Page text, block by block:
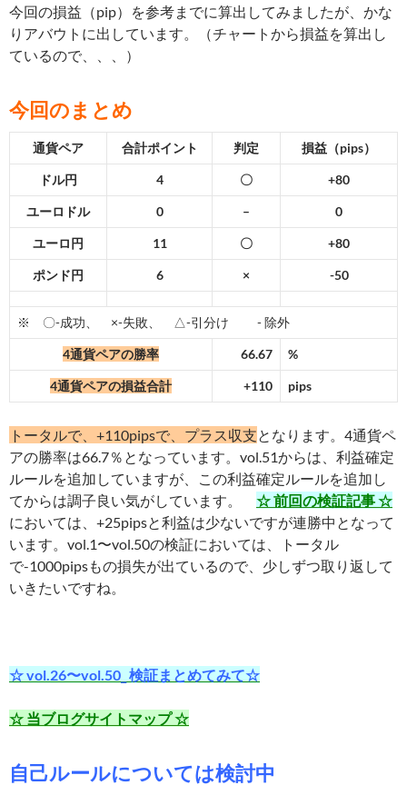
今回の損益（pip）を参考までに算出してみましたが、かな
りアバウトに出しています。（チャートから損益を算出し
ているので、、、）
今回のまとめ
通貨ペア 合計ポイント 判定 損益（pips）
ドル円 4 〇 +80
ユーロドル 0 – 0
ユーロ円 11 〇 +80
ポンド円 6 × -50
※ 〇-成功、 ×-失敗、 △-引分け - 除外
4通貨ペアの勝率 66.67 %
4通貨ペアの損益合計 +110 pips
トータルで、+110pipsで、プラス収支 となります。4通貨ペ
アの勝率は66.7％となっています。vol.51からは、利益確定
ルールを追加していますが、この利益確定ルールを追加し
てからは調子良い気がしています。 ☆ 前回の検証記事 ☆
においては、+25pipsと利益は少ないですが連勝中となって
います。vol.1〜vol.50の検証においては、トータル
で-1000pipsもの損失が出ているので、少しずつ取り返して
いきたいですね。
☆ vol.26〜vol.50_ 検証まとめてみて☆
☆ 当ブログサイトマップ ☆
自己ルールについては検討中